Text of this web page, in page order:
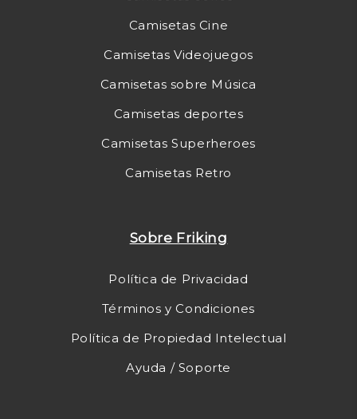
Camisetas Cine
Camisetas Videojuegos
Camisetas sobre Música
Camisetas deportes
Camisetas Superheroes
Camisetas Retro
Sobre Friking
Política de Privacidad
Términos y Condiciones
Política de Propiedad Intelectual
Ayuda / Soporte